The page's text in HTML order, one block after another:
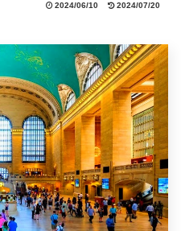
2024/06/10 2024/07/20